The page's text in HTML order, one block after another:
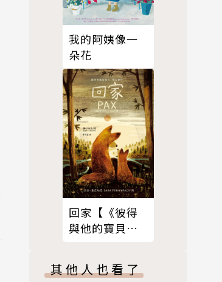
我的阿姨像一
朵花
回家【《彼得
與他的寶貝》
其他人也看了